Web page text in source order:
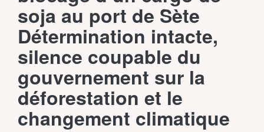
soja au port de Sète
Détermination intacte,
silence coupable du
gouvernement sur la
déforestation et le
changement climatique